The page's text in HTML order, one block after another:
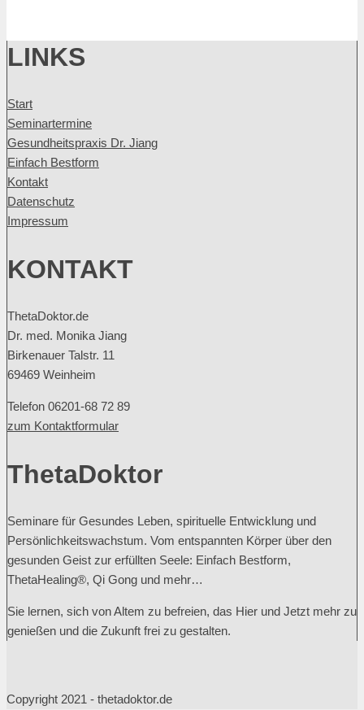
LINKS
Start
Seminartermine
Gesundheitspraxis Dr. Jiang
Einfach Bestform
Kontakt
Datenschutz
Impressum
KONTAKT
ThetaDoktor.de
Dr. med. Monika Jiang
Birkenauer Talstr. 11
69469 Weinheim
Telefon 06201-68 72 89
zum Kontaktformular
ThetaDoktor
Seminare für Gesundes Leben, spirituelle Entwicklung und
Persönlichkeitswachstum. Vom entspannten Körper über den
gesunden Geist zur erfüllten Seele: Einfach Bestform,
ThetaHealing®, Qi Gong und mehr…
Sie lernen, sich von Altem zu befreien, das Hier und Jetzt mehr zu
genießen und die Zukunft frei zu gestalten.
Copyright 2021 - thetadoktor.de